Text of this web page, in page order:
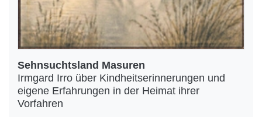
Sehnsuchtsland Masuren
Irmgard Irro über Kindheitserinnerungen und
eigene Erfahrungen in der Heimat ihrer
Vorfahren